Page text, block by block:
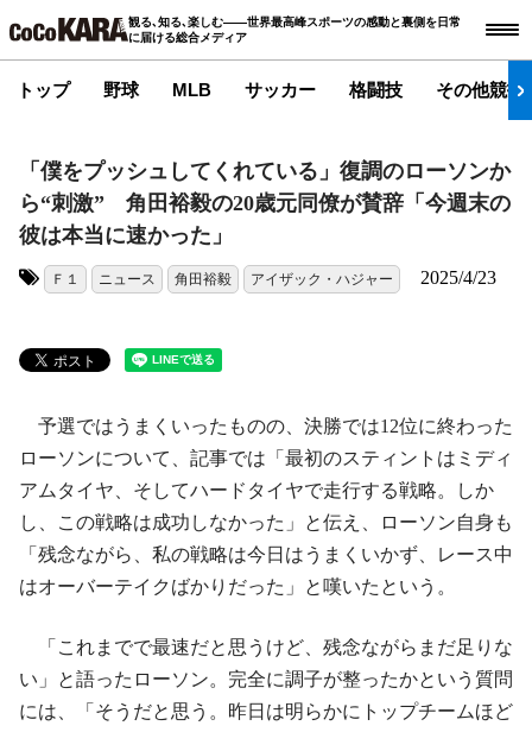
観る､知る､楽しむ――世界最高峰スポーツの感動と裏側を日常
に届ける総合メディア
トップ 野球 MLB サッカー 格闘技 その他競技
「僕をプッシュしてくれている」復調のローソンか
ら“刺激” 角田裕毅の20歳元同僚が賛辞「今週末の
彼は本当に速かった」
Ｆ１ ニュース 角田裕毅 アイザック・ハジャー 2025/4/23
予選ではうまくいったものの、決勝では12位に終わった
ローソンについて、記事では「最初のスティントはミディ
アムタイヤ、そしてハードタイヤで走行する戦略。しか
し、この戦略は成功しなかった」と伝え、ローソン自身も
「残念ながら、私の戦略は今日はうまくいかず、レース中
はオーバーテイクばかりだった」と嘆いたという。
「これまでで最速だと思うけど、残念ながらまだ足りな
い」と語ったローソン。完全に調子が整ったかという質問
には、「そうだと思う。昨日は明らかにトップチームほど